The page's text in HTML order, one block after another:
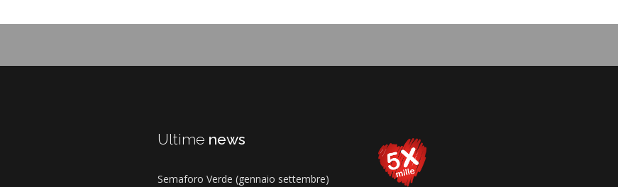
Ultime news
Semaforo Verde (gennaio settembre)